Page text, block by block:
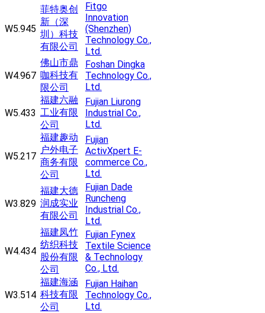
W5.945
菲特奥创
新（深
圳）科技
有限公司
Fitgo
Innovation
(Shenzhen)
Technology Co.,
Ltd.
W4.967
佛山市鼎
咖科技有
限公司
Foshan Dingka
Technology Co.,
Ltd.
W5.433
福建六融
工业有限
公司
Fujian Liurong
Industrial Co.,
Ltd.
W5.217
福建趣动
户外电子
商务有限
公司
Fujian
ActivXpert E-
commerce Co.,
Ltd.
W3.829
福建大德
润成实业
有限公司
Fujian Dade
Runcheng
Industrial Co.,
Ltd.
W4.434
福建凤竹
纺织科技
股份有限
公司
Fujian Fynex
Textile Science
& Technology
Co., Ltd.
W3.514
福建海涵
科技有限
公司
Fujian Haihan
Technology Co.,
Ltd.